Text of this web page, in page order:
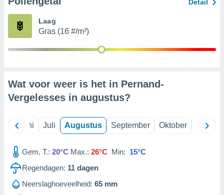
partners
Detail
Laag
Gras (16 #/m³)
Wat voor weer is het in Pernand-
Vergelesses in augustus?
Juni Juli Augustus September Oktober
Gem, T.: 20°C Max.: 26°C Min: 15°C
Regendagen: 11 dagen
Neerslaghoeveelheid: 65 mm